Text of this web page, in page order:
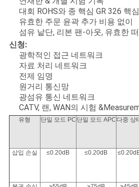
PRIVACY
POLICY
대회 ROHS와 종 핵심 GR 326 핵
유효한 주문 윤곽 추가 비용 없이
섬유 낱단, 리본 팬-아웃, 유효한
신청:
광학적인 접근 네트워크
자료 처리 네트워크
전제 임명
원거리 통신망
광섬유 통신 네트워크
CATV, 랜, WAN의 시험
유형 단일 모드 PC 단일 모드 APC 다중 상
삽입 손실 ≤0.20dB ≤0.20dB